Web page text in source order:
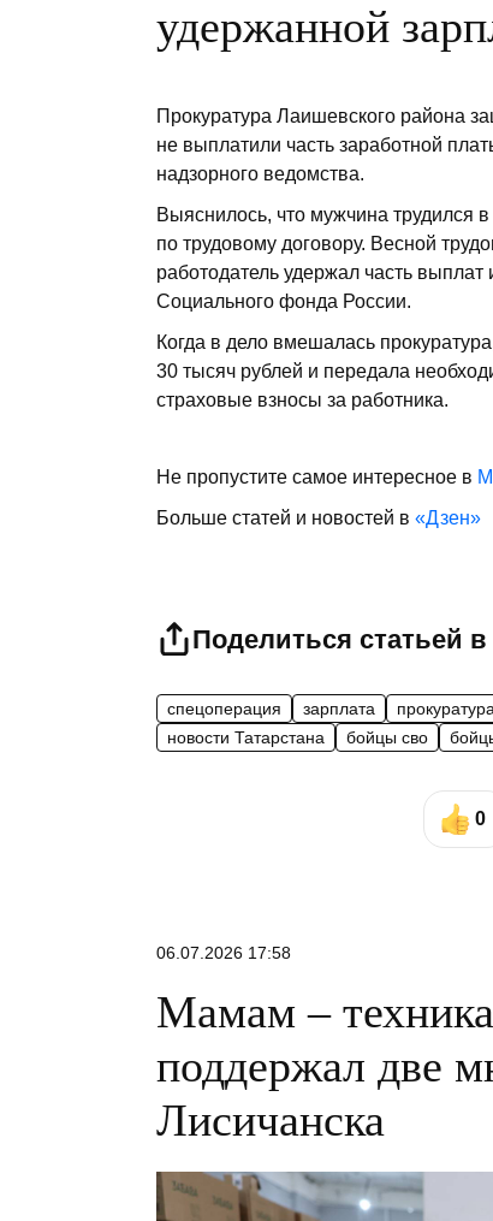
удержанной
Прокуратура Лаишевского района
не выплатили часть заработной
надзорного ведомства.
Выяснилось, что мужчина трудился
по трудовому договору. Весной
работодатель удержал часть
Социального фонда России.
Когда в дело вмешалась
30 тысяч рублей и передала
страховые взносы за работника.
Не пропустите самое интересное в
Больше статей и новостей в «Дзен»
Поделиться статьей
спецоперация зарплата
новости Татарстана
бойцы сво
0
06.07.2026 17:58
Мамам –
поддержал две
Лисичанска